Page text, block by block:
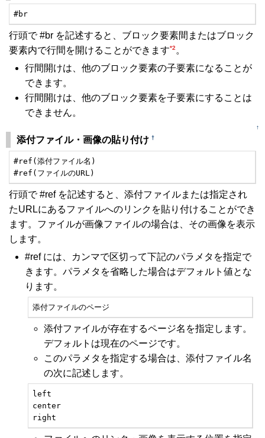
#br
行頭で #br を記述すると、ブロック要素間またはブロック
要素内で行間を開けることができます*2 。
行間開けは、他のブロック要素の子要素になることが
できます。
行間開けは、他のブロック要素を子要素にすることは
できません。
↑
添付ファイル・画像の貼り付け †
#ref(添付ファイル名)
#ref(ファイルのURL)
行頭で #ref を記述すると、添付ファイルまたは指定され
たURLにあるファイルへのリンクを貼り付けることができ
ます。ファイルが画像ファイルの場合は、その画像を表示
します。
#ref には、カンマで区切って下記のパラメタを指定で
きます。パラメタを省略した場合はデフォルト値とな
ります。
添付ファイルのページ
添付ファイルが存在するページ名を指定します。
デフォルトは現在のページです。
このパラメタを指定する場合は、添付ファイル名
の次に記述します。
left
center
right